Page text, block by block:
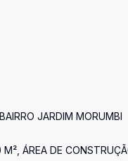
JARDIM MORUMBI
ÁREA DE